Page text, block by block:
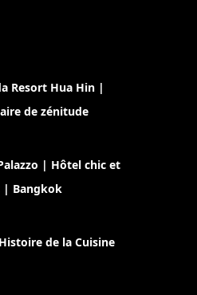
Resort Hua Hin |
de zénitude
| Hôtel chic et
| Bangkok
de la Cuisine